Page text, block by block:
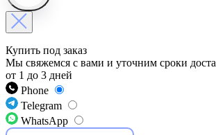
Купить под заказ
Мы свяжемся с вами и уточним сроки
от 1 до 3 дней
Phone
Telegram
WhatsApp